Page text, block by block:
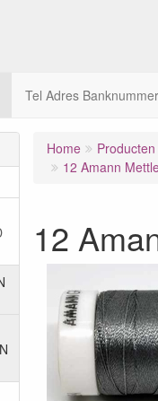
Tel Adres
Home Producten
12 Amann
12